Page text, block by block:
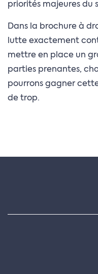
priorités majeures du
Dans la brochure à
lutte exactement
mettre en place un
parties prenantes,
pourrons gagner
de trop.